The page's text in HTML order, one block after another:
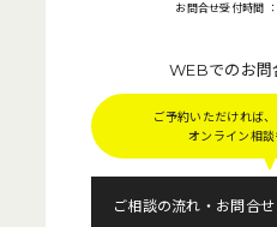
お問合せ受付時間
WEBでのお問
ご予約いただければ
オンライン相談
ご相談の流れ・お問合せ